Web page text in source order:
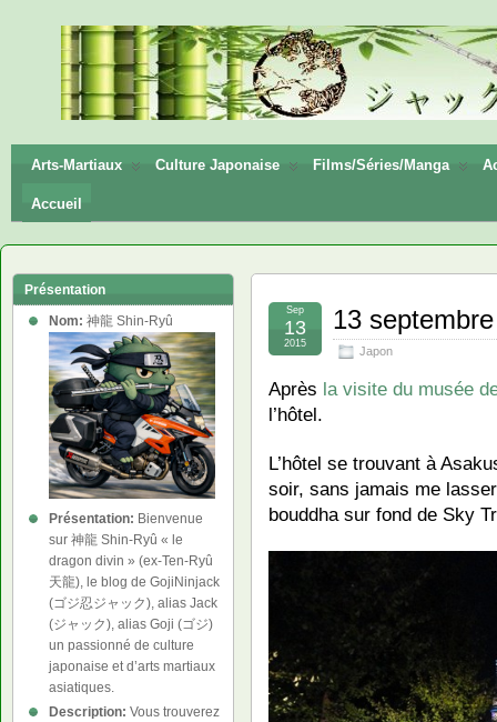
神龍
Shin-
Ryū
Arts-Martiaux Culture Japonaise Films/Séries/Manga
Accueil
13
Japon
Sep
13
2015
Après la visite du musée
l’hôtel.
L’hôtel se trouvant à
soir, sans jamais me
bouddha sur fond de Sky
Présentation
Nom: 神龍 Shin-Ryû
Présentation: Bienvenue
sur 神龍 Shin-Ryû « le
dragon divin » (ex-Ten-Ryû
天龍), le blog de GojiNinjack
(ゴジ忍ジャック), alias Jack
(ジャック), alias Goji (ゴジ)
un passionné de culture
japonaise et d’arts martiaux
asiatiques.
Description: Vous trouverez